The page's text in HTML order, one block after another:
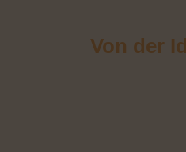
Von der